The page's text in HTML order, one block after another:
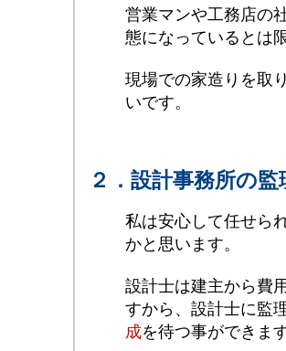
営業マンや工務店の
態になっているとは
現場での家造りを取
いです。
２．設計事務所の監
私は安心して任せられ
かと思います。
設計士は建主から費
すから、設計士に監
成を待つ事ができます